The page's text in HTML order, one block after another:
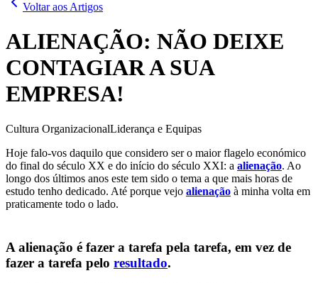
Voltar aos Artigos
ALIENAÇÃO: NÃO DEIXE
CONTAGIAR A SUA
EMPRESA!
Cultura OrganizacionalLiderança e Equipas
Hoje falo-vos daquilo que considero ser o maior flagelo económico
do final do século XX e do início do século XXI: a alienação. Ao
longo dos últimos anos este tem sido o tema a que mais horas de
estudo tenho dedicado. Até porque vejo alienação à minha volta em
praticamente todo o lado.
A alienação é fazer a tarefa pela tarefa, em vez de
fazer a tarefa pelo resultado.